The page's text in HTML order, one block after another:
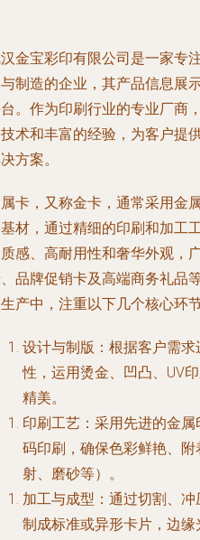
金宝彩印有限公司是一家专
制造的企业，其产品信息展
。作为印刷行业的专业厂商
术和丰富的经验，为客户提
方案。
卡，又称金卡，通常采用金
材，通过精细的印刷和加工
感、高耐用性和奢华外观，
品牌促销卡及高端商务礼品
产中，注重以下几个核心环节
设计与制版 ：根据客户需
性，运用烫金、凹凸、UV
精美。
印刷工艺 ：采用先进的金
码印刷，确保色彩鲜艳、
射、磨砂等）。
加工与成型 ：通过切割、
制成标准或异形卡片，边